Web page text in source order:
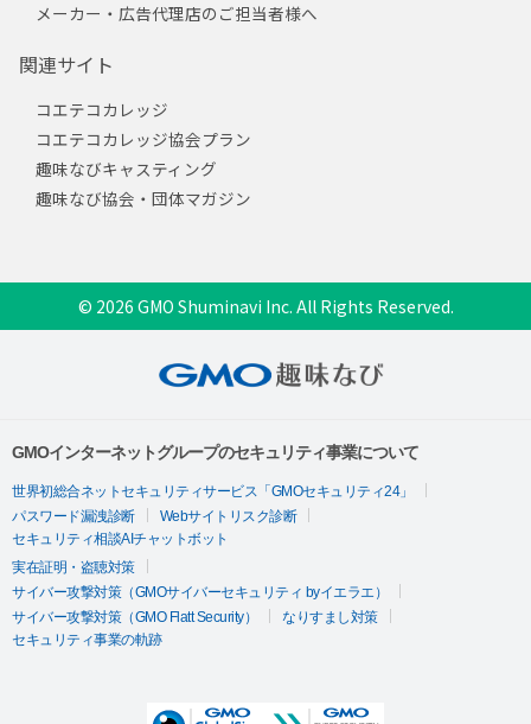
メーカー・広告代理店のご担当者様へ
関連サイト
コエテコカレッジ
コエテコカレッジ協会プラン
趣味なびキャスティング
趣味なび協会・団体マガジン
© 2026 GMO Shuminavi Inc. All Rights Reserved.